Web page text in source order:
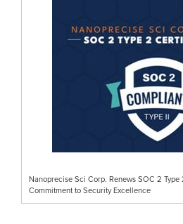
Nanoprecise Sci Corp. Renews SOC 2
Commitment to Security Excellence